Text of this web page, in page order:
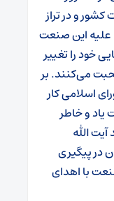
و در تراز
علیه این صنعت
خود را تغییر
می‌کنند. بر
اسلامی کار
و خاطر
الله
در پیگیری
با اهدای